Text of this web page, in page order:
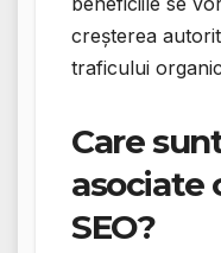
creșterea
traficului
Care
asociate
SEO?